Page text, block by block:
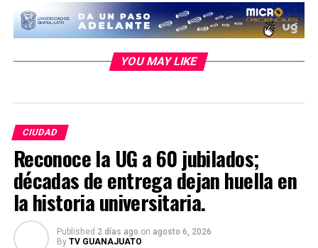
YOU MAY LIKE
CIUDAD
Reconoce la UG a 60 jubilados;
décadas de entrega dejan huella en
la historia universitaria.
Published 2 días ago on agosto 6, 2026
By TV GUANAJUATO